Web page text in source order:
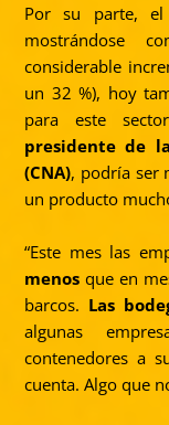
Por su parte, el
mostrándose
considerable
un 32 %), hoy
para este
presidente de
(CNA), podría ser
un producto
“Este mes las
menos que en
barcos. Las
algunas
contenedores a
cuenta. Algo que